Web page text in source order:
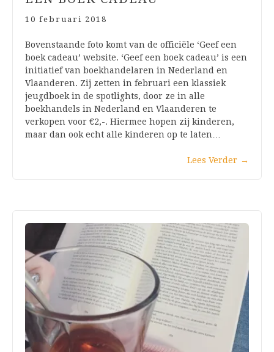
10 februari 2018
Bovenstaande foto komt van de officiële ‘Geef een
boek cadeau’ website. ‘Geef een boek cadeau’ is een
initiatief van boekhandelaren in Nederland en
Vlaanderen. Zij zetten in februari een klassiek
jeugdboek in de spotlights, door ze in alle
boekhandels in Nederland en Vlaanderen te
verkopen voor €2,-. Hiermee hopen zij kinderen,
maar dan ook echt alle kinderen op te laten…
Lees Verder →